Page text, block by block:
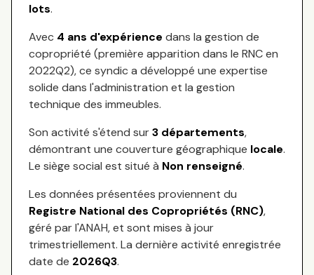
lots.
Avec 4 ans d'expérience dans la gestion de
copropriété (première apparition dans le RNC en
2022Q2), ce syndic a développé une expertise
solide dans l'administration et la gestion
technique des immeubles.
Son activité s'étend sur3 départements,
démontrant une couverture géographique locale.
Le siège social est situé à Non renseigné.
Les données présentées proviennent du
Registre National des Copropriétés (RNC),
géré par l'ANAH, et sont mises à jour
trimestriellement. La dernière activité enregistrée
date de 2026Q3.